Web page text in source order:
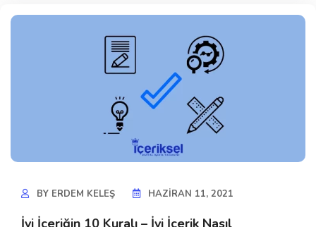
BY ERDEM KELEŞ HAZIRAN 11, 2021
İyi İçeriğin 10 Kuralı – İyi İçerik Nasıl